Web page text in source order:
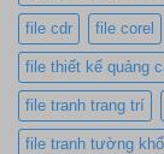
file cdr file corel
file thiết kế quảng
file tranh trang trí
file tranh tường